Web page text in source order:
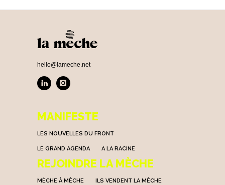
hello@lameche.net
MANIFESTE
LES NOUVELLES DU FRONT
LE GRAND AGENDA A LA RACINE
REJOINDRE LA MÈCHE
MÈCHE À MÈCHE ILS VENDENT LA MÈCHE